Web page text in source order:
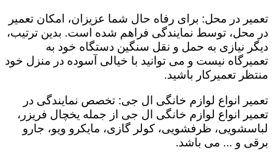
تعمیر در محل: برای رفاه حال شما عزیزان، امکان تعمیر
در محل، توسط نمایندگی فراهم شده است. بدین ترتیب،
دیگر نیازی به حمل و نقل سنگین دستگاه خود به
تعمیرگاه نیست و می توانید با خیالی آسوده در منزل خود
منتظر تعمیرکار باشید.
تعمیر انواع لوازم خانگی ال جی: تخصص نمایندگی در
تعمیر انواع لوازم خانگی ال جی از جمله یخچال فریزر،
لباسشویی، ظرفشویی، کولر گازی، مایکرو ویو، جارو
برقی و ... می باشد.